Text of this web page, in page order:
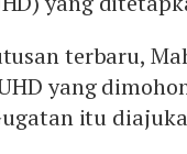
terbaru,
yang
itu